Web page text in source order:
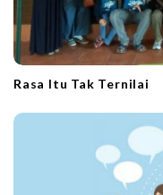
Rasa Itu Tak Ternilai